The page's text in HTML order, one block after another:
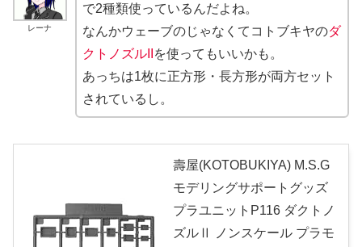
レーナ
で2種類使っているんだよね。
なんかウェーブのじゃなくてコトブキヤのダ
クトノズルII を使ってもいいかも。
あっちは1枚に正方形・長方形が両方セット
されているし。
壽屋(KOTOBUKIYA) M.S.G
モデリングサポートグッズ
プラユニットP116 ダクトノ
ズルⅡ ノンスケール プラモ